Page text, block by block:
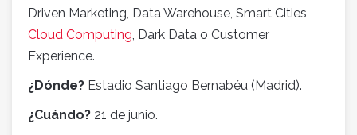
Driven Marketing, Data Warehouse, Smart Cities,
Cloud Computing , Dark Data o Customer
Experience.
¿Dónde? Estadio Santiago Bernabéu (Madrid).
¿Cuándo? 21 de junio.